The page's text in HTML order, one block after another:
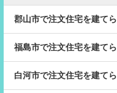
郡山市で注文住宅を建て
福島市で注文住宅を建て
白河市で注文住宅を建て